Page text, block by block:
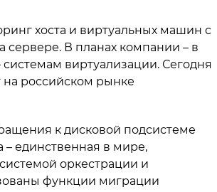
хоста и виртуальных машин с
сервере. В планах компании – в
виртуализации. Сегодня
на российском рынке
к дисковой подсистеме
единственная в мире,
оркестрации и
функции миграции